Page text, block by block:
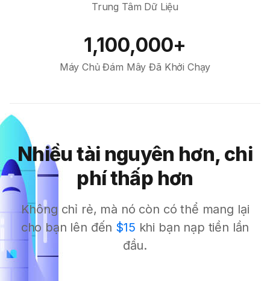
Trung Tâm Dữ Liệu
1,100,000+
Máy Chủ Đám Mây Đã Khởi Chạy
Nhiều tài nguyên hơn, chi
phí thấp hơn
Không chỉ rẻ, mà nó còn có thể mang lại
cho bạn lên đến $15 khi bạn nạp tiền lần
đầu.